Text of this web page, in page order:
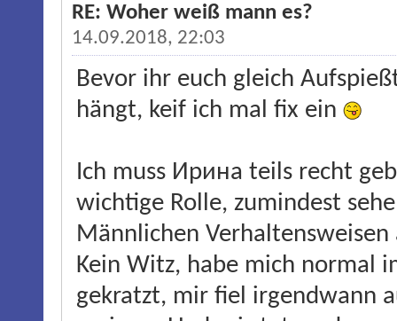
RE: Woher weiß mann es?
14.09.2018, 22:03
Bevor ihr euch gleich
hängt, keif ich mal fix ein
Ich muss Ирина teils recht
wichtige Rolle, zumindest
Männlichen
Kein Witz, habe mich normal
gekratzt, mir fiel irgendwann